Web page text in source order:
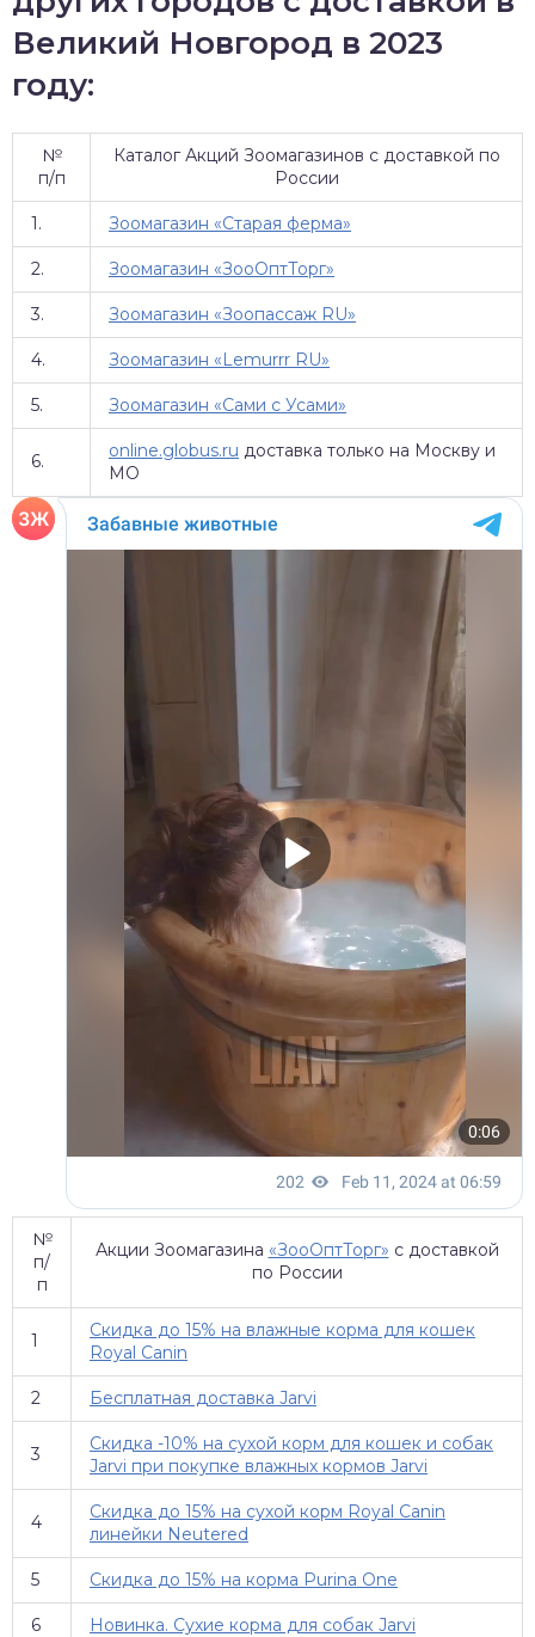
Великий Новгород в 2023
году:
№
п/п
Каталог Акций Зоомагазинов с доставкой по
России
1. Зоомагазин «Старая ферма»
2. Зоомагазин «ЗооОптТорг»
3. Зоомагазин «Зоопассаж RU»
4. Зоомагазин «Lemurrr RU»
5. Зоомагазин «Сами с Усами»
6. online.globus.ru доставка только на Москву и
МО
№
п/
п
Акции Зоомагазина «ЗооОптТорг» с доставкой
по России
1
Скидка до 15% на влажные корма для кошек
Royal Canin
2 Бесплатная доставка Jarvi
3
Скидка -10% на сухой корм для кошек и собак
Jarvi при покупке влажных кормов Jarvi
4
Скидка до 15% на сухой корм Royal Canin
линейки Neutered
5 Скидка до 15% на корма Purina One
6 Новинка. Сухие корма для собак Jarvi